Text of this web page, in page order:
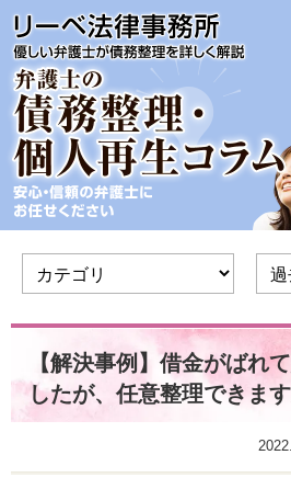
【解決事例】借金がばれ
したが、任意整理できま